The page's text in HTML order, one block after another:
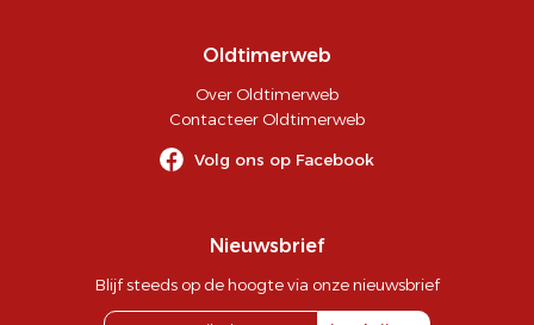
Oldtimerweb
Over Oldtimerweb
Contacteer Oldtimerweb
Volg ons op Facebook
Nieuwsbrief
Blijf steeds op de hoogte via onze nieuwsbrief